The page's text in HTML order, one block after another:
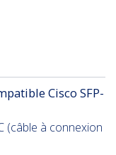
Cisco SFP-
(câble à connexion